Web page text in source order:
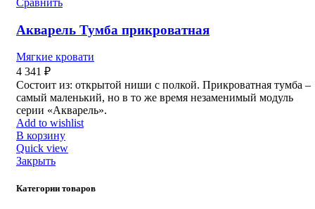
Закрыть
Категории товаров
Акварель Тумба прикроватная
Мягкие кровати
4 341 ₽
Состоит из: открытой ниши с полкой. Прикроватная тумба –
самый маленький, но в то же время незаменимый модуль
серии «Акварель».
Add to wishlist
В корзину
Quick view